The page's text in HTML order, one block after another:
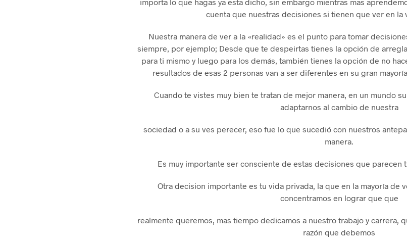
cuenta que nuestras decisiones si tienen que ver en la
Nuestra manera de ver a la «realidad» es el punto para tomar
siempre, por ejemplo; Desde que te despeirtas tienes la opción de
para ti mismo y luego para los demás, también tienes la opción de no
resultados de esas 2 personas van a ser diferentes en su gran
Cuando te vistes muy bien te tratan de mejor manera, en un mundo
adaptarnos al cambio de nuestra
sociedad o a su ves perecer, eso fue lo que sucedió con nuestros
manera.
Es muy importante ser consciente de estas decisiones que parecen
Otra decision importante es tu vida privada, la que en la mayoría de
concentramos en lograr que que
realmente queremos, mas tiempo dedicamos a nuestro trabajo y carrera,
razón que debemos